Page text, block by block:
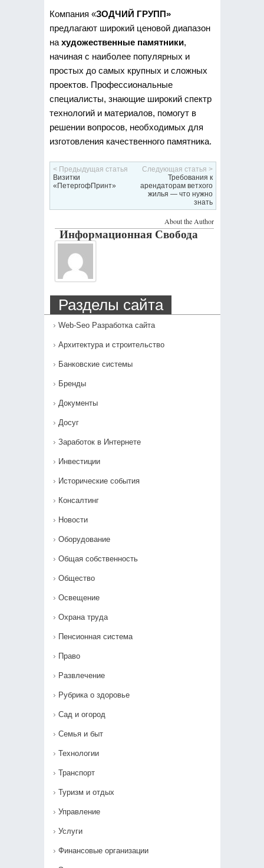
Компания «ЗОДЧИЙ ГРУПП»
предлагают широкий ценовой диапазон
на художественные памятники,
начиная с наиболее популярных и
простых до самых крупных и сложных
проектов. Профессиональные
специалисты, знающие широкий спектр
технологий и материалов, помогут в
решении вопросов, необходимых для
изготовления качественного памятника.
< Предыдущая статья
Визитки
«ПетергофПринт»
Следующая статья >
Требования к
арендаторам ветхого
жилья — что нужно
знать
About the Author
Информационная Свобода
Разделы сайта
Web-Seo Разработка сайта
Архитектура и строительство
Банковские системы
Бренды
Документы
Досуг
Заработок в Интернете
Инвестиции
Исторические события
Консалтинг
Новости
Оборудование
Общая собственность
Общество
Освещение
Охрана труда
Пенсионная система
Право
Развлечение
Рубрика о здоровье
Сад и огород
Семья и быт
Технологии
Транспорт
Туризм и отдых
Управление
Услуги
Финансовые организации